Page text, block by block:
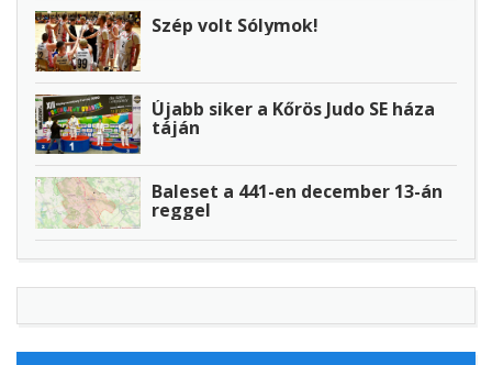
Szép volt Sólymok!
Újabb siker a Kőrös Judo SE háza
táján
Baleset a 441-en december 13-án
reggel